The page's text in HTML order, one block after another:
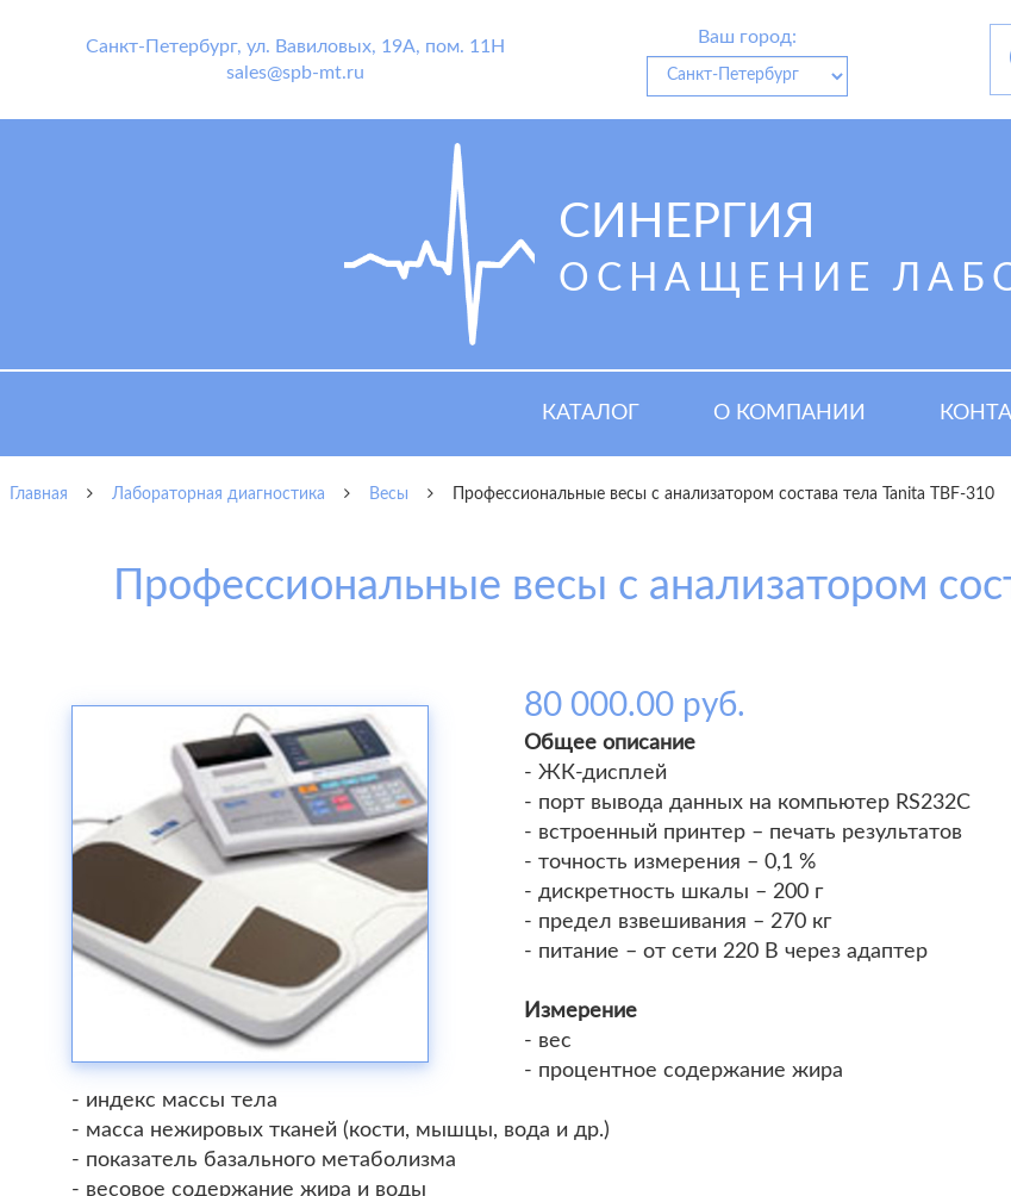
Санкт-Петербург, ул. Вавиловых, 19А, пом. 11Н
sales@spb-mt.ru
Ваш город:
СИНЕРГИЯ
ОСНАЩЕНИЕ
КАТАЛОГ О КОМПАНИИ
Главная Лабораторная диагностика Весы Профессиональные весы с анализатором состава тела Tanita TBF-310
Профессиональные весы с анализатором
80 000.00 руб.
Общее описание
- ЖК-дисплей
- порт вывода данных на компьютер RS232С
- встроенный принтер – печать результатов
- точность измерения – 0,1 %
- дискретность шкалы – 200 г
- предел взвешивания – 270 кг
- питание – от сети 220 В через адаптер
Измерение
- вес
- процентное содержание жира
- индекс массы тела
- масса нежировых тканей (кости, мышцы, вода и др.)
- показатель базального метаболизма
- весовое содержание жира и воды